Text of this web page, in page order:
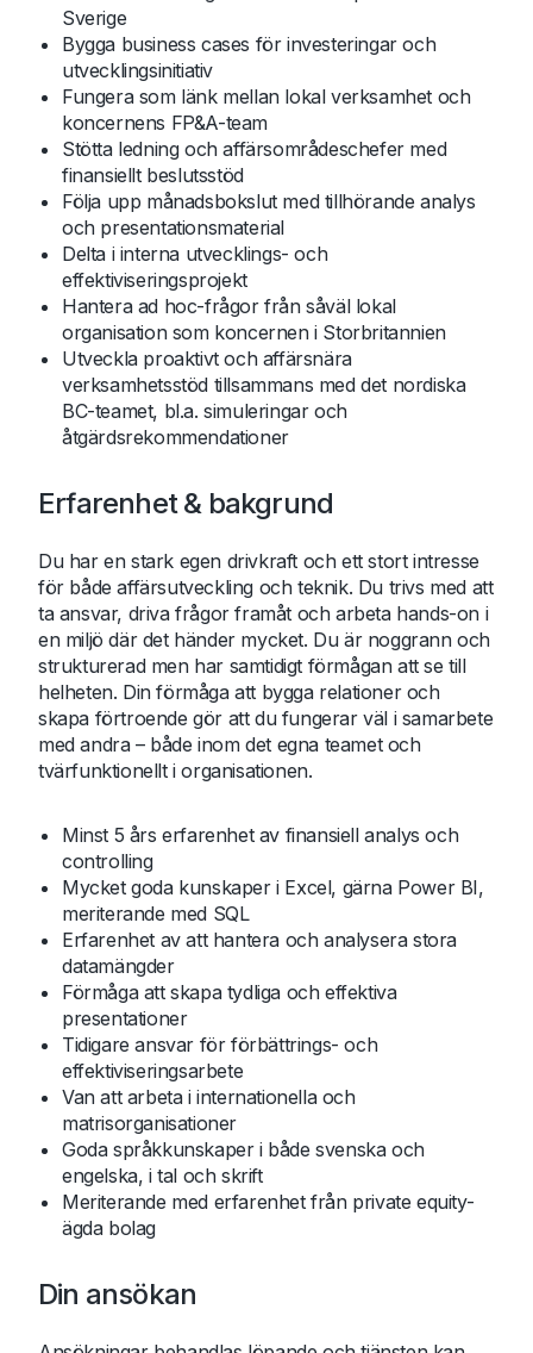
Sverige
Bygga business cases för investeringar och
utvecklingsinitiativ
Fungera som länk mellan lokal verksamhet och
koncernens FP&A-team
Stötta ledning och affärsområdeschefer med
finansiellt beslutsstöd
Följa upp månadsbokslut med tillhörande analys
och presentationsmaterial
Delta i interna utvecklings- och
effektiviseringsprojekt
Hantera ad hoc-frågor från såväl lokal
organisation som koncernen i Storbritannien
Utveckla proaktivt och affärsnära
verksamhetsstöd tillsammans med det nordiska
BC-teamet, bl.a. simuleringar och
åtgärdsrekommendationer
Erfarenhet & bakgrund
Du har en stark egen drivkraft och ett stort intresse
för både affärsutveckling och teknik. Du trivs med att
ta ansvar, driva frågor framåt och arbeta hands-on i
en miljö där det händer mycket. Du är noggrann och
strukturerad men har samtidigt förmågan att se till
helheten. Din förmåga att bygga relationer och
skapa förtroende gör att du fungerar väl i samarbete
med andra – både inom det egna teamet och
tvärfunktionellt i organisationen.
Minst 5 års erfarenhet av finansiell analys och
controlling
Mycket goda kunskaper i Excel, gärna Power BI,
meriterande med SQL
Erfarenhet av att hantera och analysera stora
datamängder
Förmåga att skapa tydliga och effektiva
presentationer
Tidigare ansvar för förbättrings- och
effektiviseringsarbete
Van att arbeta i internationella och
matrisorganisationer
Goda språkkunskaper i både svenska och
engelska, i tal och skrift
Meriterande med erfarenhet från private equity-
ägda bolag
Din ansökan